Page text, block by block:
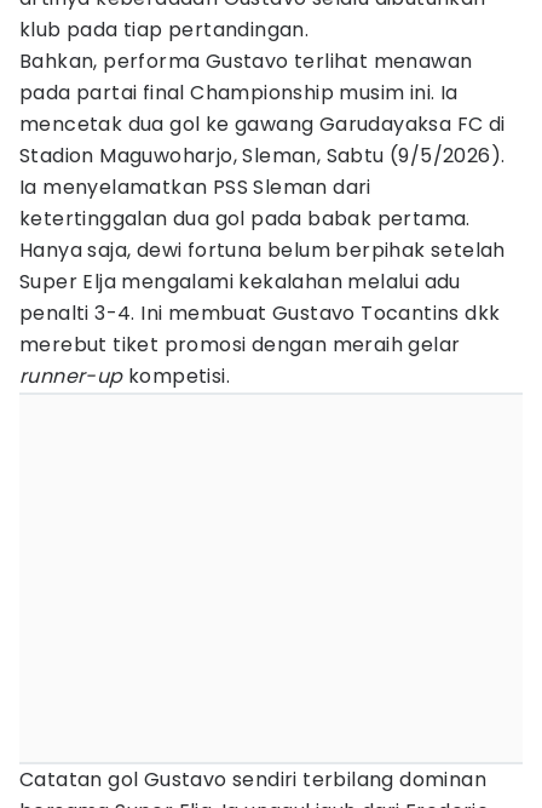
klub pada tiap pertandingan.
Bahkan, performa Gustavo terlihat menawan
pada partai final Championship musim ini. Ia
mencetak dua gol ke gawang Garudayaksa FC di
Stadion Maguwoharjo, Sleman, Sabtu (9/5/2026).
Ia menyelamatkan PSS Sleman dari
ketertinggalan dua gol pada babak pertama.
Hanya saja, dewi fortuna belum berpihak setelah
Super Elja mengalami kekalahan melalui adu
penalti 3-4. Ini membuat Gustavo Tocantins dkk
merebut tiket promosi dengan meraih gelar
runner-upkompetisi.
Catatan gol Gustavo sendiri terbilang dominan